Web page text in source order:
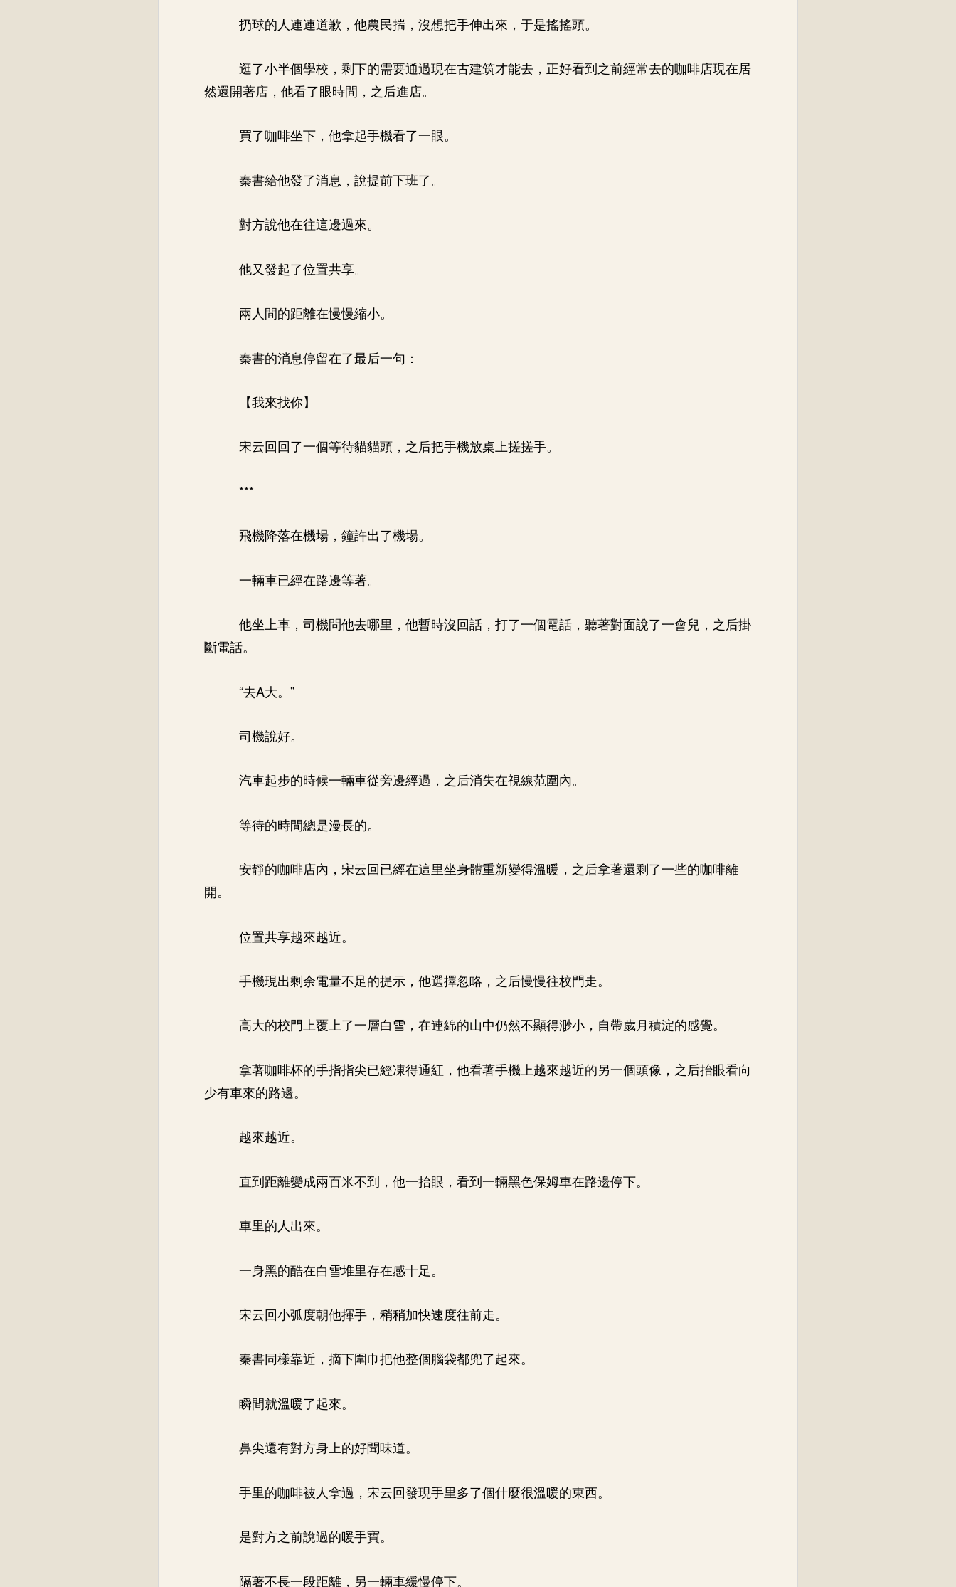
扔球的人連連道歉，他農民揣，沒想把手伸出來，于是搖搖頭。
逛了小半個學校，剩下的需要通過現在古建筑才能去，正好看到之前經常去的咖啡店現在居
然還開著店，他看了眼時間，之后進店。
買了咖啡坐下，他拿起手機看了一眼。
秦書給他發了消息，說提前下班了。
對方說他在往這邊過來。
他又發起了位置共享。
兩人間的距離在慢慢縮小。
秦書的消息停留在了最后一句：
【我來找你】
宋云回回了一個等待貓貓頭，之后把手機放桌上搓搓手。
***
飛機降落在機場，鐘許出了機場。
一輛車已經在路邊等著。
他坐上車，司機問他去哪里，他暫時沒回話，打了一個電話，聽著對面說了一會兒，之后掛
斷電話。
“去A大。”
司機說好。
汽車起步的時候一輛車從旁邊經過，之后消失在視線范圍內。
等待的時間總是漫長的。
安靜的咖啡店內，宋云回已經在這里坐身體重新變得溫暖，之后拿著還剩了一些的咖啡離
開。
位置共享越來越近。
手機現出剩余電量不足的提示，他選擇忽略，之后慢慢往校門走。
高大的校門上覆上了一層白雪，在連綿的山中仍然不顯得渺小，自帶歲月積淀的感覺。
拿著咖啡杯的手指指尖已經凍得通紅，他看著手機上越來越近的另一個頭像，之后抬眼看向
少有車來的路邊。
越來越近。
直到距離變成兩百米不到，他一抬眼，看到一輛黑色保姆車在路邊停下。
車里的人出來。
一身黑的酷在白雪堆里存在感十足。
宋云回小弧度朝他揮手，稍稍加快速度往前走。
秦書同樣靠近，摘下圍巾把他整個腦袋都兜了起來。
瞬間就溫暖了起來。
鼻尖還有對方身上的好聞味道。
手里的咖啡被人拿過，宋云回發現手里多了個什麼很溫暖的東西。
是對方之前說過的暖手寶。
隔著不長一段距離，另一輛車緩慢停下。